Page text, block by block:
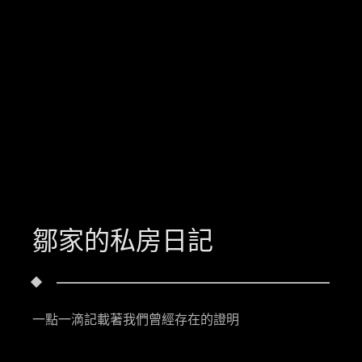
鄒家的私房日記
一點一滴記載著我們曾經存在的證明